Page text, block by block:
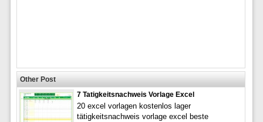
Other Post
7 Tatigkeitsnachweis Vorlage Excel
20 excel vorlagen kostenlos lager
tätigkeitsnachweis vorlage excel beste